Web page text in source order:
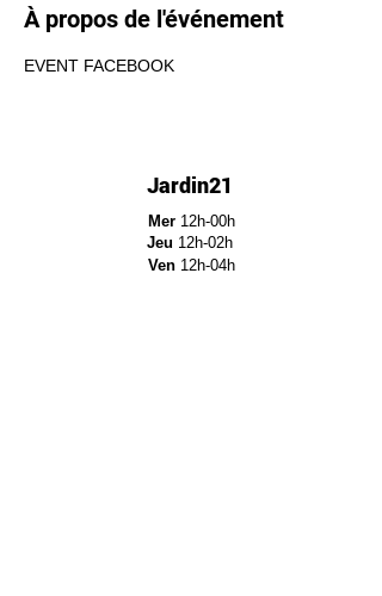
À propos de l'événement
EVENT FACEBOOK
Jardin21
Mer12h-00h
Jeu 12h-02h
Ven 12h-04h